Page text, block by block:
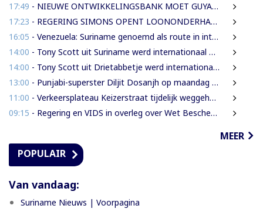
17:49 - NIEUWE ONTWIKKELINGSBANK MOET GUYANESE BEDRIJVEN KLAARSTOMEN OM BUITENLANDSE BEDRIJVEN TE VERVANGEN
17:23 - REGERING SIMONS OPENT LOONONDERHANDELINGEN MET OVERHEIDSVAKBONDEN NA LICHTE FINANCIËLE ADEMRUIMTE
16:05 - Venezuela: Suriname genoemd als route in internationale cocaïnesmokkel naar Europa
14:00 - Tony Scott uit Suriname werd internationaal bekend door zijn hiphouse muziek
14:00 - Tony Scott uit Drietabbetje werd internationaal bekend door zijn hiphouse muziek
13:00 - Punjabi-superster Diljit Dosanjh op maandag 7 september in Ziggo Dome
11:00 - Verkeersplateau Keizerstraat tijdelijk weggehaald vanwege chaos rond Domineestraat
09:15 - Regering en VIDS in overleg over Wet Bescherming Woon- en Leefgebieden
MEER
POPULAIR
Van vandaag:
Suriname Nieuws | Voorpagina